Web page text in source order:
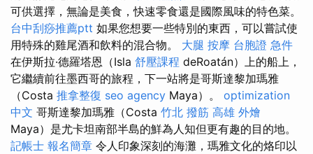
可供選擇，無論是美食，快速零食還是國際風味的特色菜。
台中刮痧推薦ptt 如果您想要一些特別的東西，可以嘗試使
用特殊的雞尾酒和飲料的混合物。 大腿 按摩 台胞證 急件
在伊斯拉·德羅塔恩（Isla 舒壓課程 deRoatán）上的船上，
它繼續前往墨西哥的旅程，下一站將是哥斯達黎加瑪雅
（Costa 推拿整復 seo agency Maya）。 optimization
中文 哥斯達黎加瑪雅（Costa 竹北 撥筋 高雄 外燴
Maya）是尤卡坦南部半島的鮮為人知但更有趣的目的地。
記帳士 報名簡章 令人印象深刻的海灘，瑪雅文化的烙印以